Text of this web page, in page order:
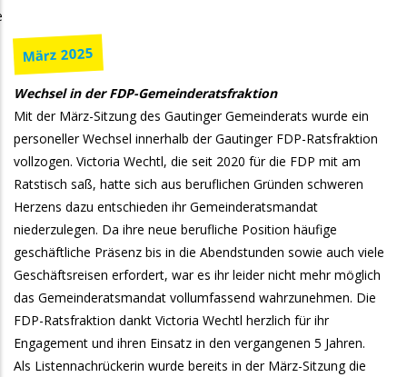
März 2025
Wechsel in der FDP-Gemeinderatsfraktion
Mit der März-Sitzung des Gautinger Gemeinderats wurde ein
personeller Wechsel innerhalb der Gautinger FDP-Ratsfraktion
vollzogen. Victoria Wechtl, die seit 2020 für die FDP mit am
Ratstisch saß, hatte sich aus beruflichen Gründen schweren
Herzens dazu entschieden ihr Gemeinderatsmandat
niederzulegen. Da ihre neue berufliche Position häufige
geschäftliche Präsenz bis in die Abendstunden sowie auch viele
Geschäftsreisen erfordert, war es ihr leider nicht mehr möglich
das Gemeinderatsmandat vollumfassend wahrzunehmen. Die
FDP-Ratsfraktion dankt Victoria Wechtl herzlich für ihr
Engagement und ihren Einsatz in den vergangenen 5 Jahren.
Als Listennachrückerin wurde bereits in der März-Sitzung die